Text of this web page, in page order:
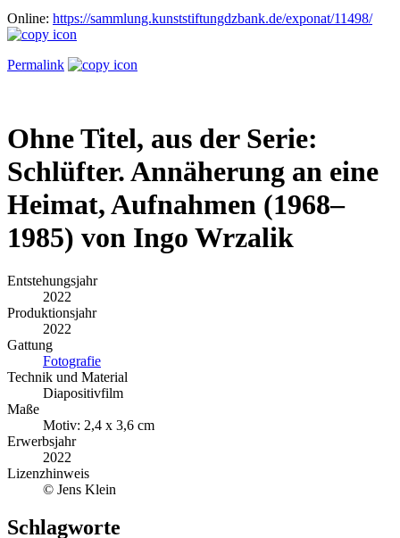
Online: https://sammlung.kunststiftungdzbank.de/exponat/11498/
Permalink
Ohne Titel, aus der Serie:
Schlüfter. Annäherung an eine
Heimat, Aufnahmen (1968–
1985) von Ingo Wrzalik
Entstehungsjahr
2022
Produktionsjahr
2022
Gattung
Fotografie
Technik und Material
Diapositivfilm
Maße
Motiv: 2,4 x 3,6 cm
Erwerbsjahr
2022
Lizenzhinweis
© Jens Klein
Schlagworte